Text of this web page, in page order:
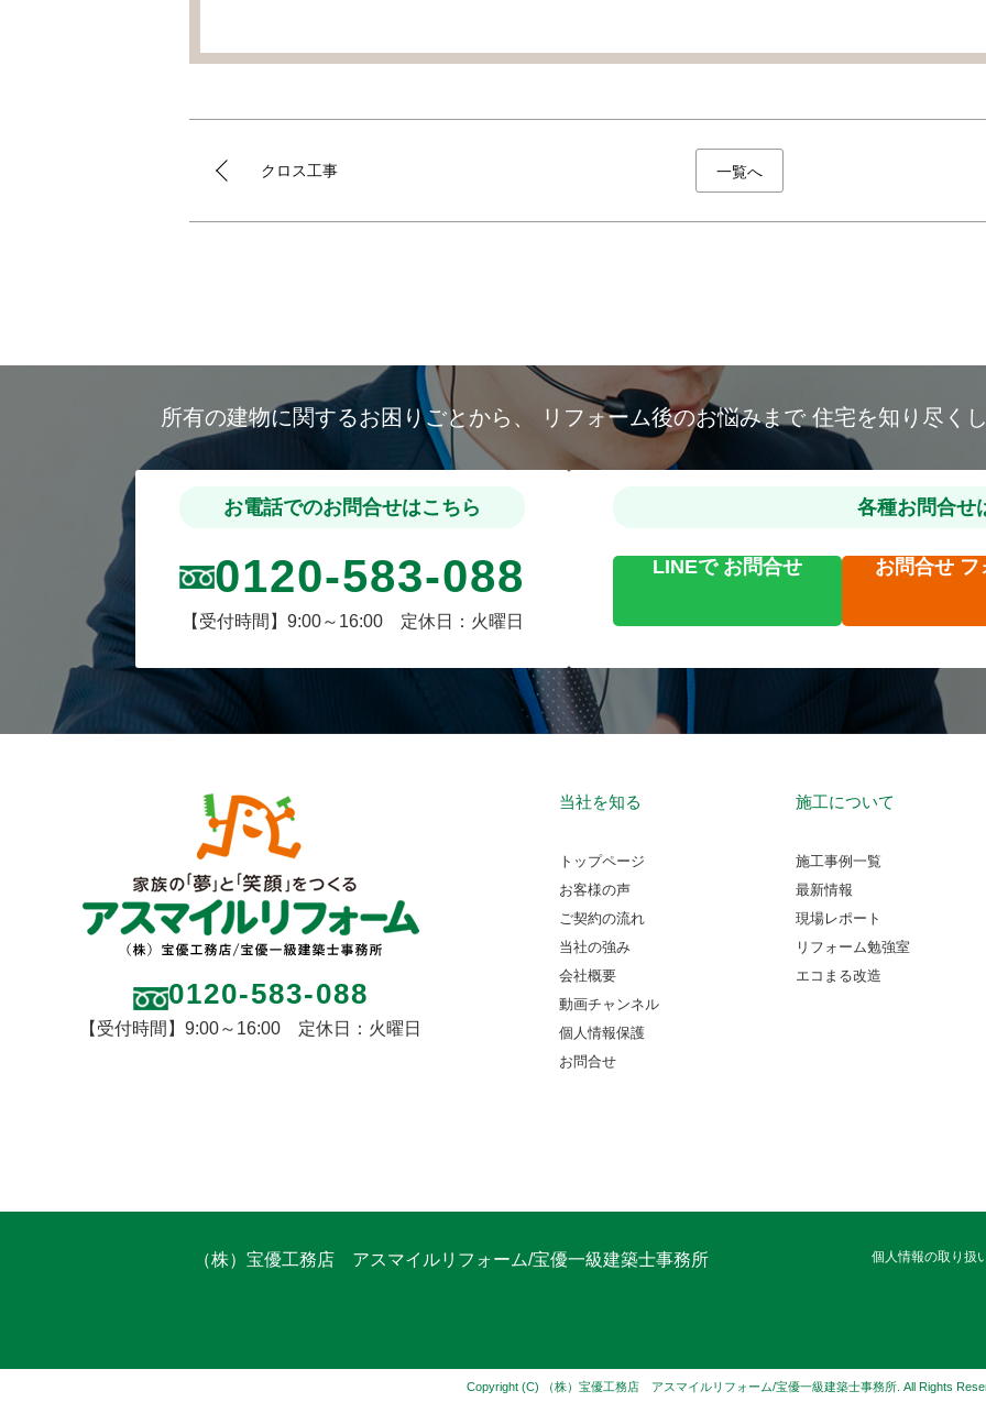
クロス工事 一覧へ
所有の建物に関するお困りごとから、 リフォーム後のお悩みまで 住宅を知り尽く
お電話でのお問合せはこちら
0120-583-088
【受付時間】9:00～16:00 定休日：火曜日
各種お問合せ
LINEで お問合せ お問合せ フ
0120-583-088
【受付時間】9:00～16:00 定休日：火曜日
当社を知る
トップページ
お客様の声
ご契約の流れ
当社の強み
会社概要
動画チャンネル
個人情報保護
お問合せ
施工について
施工事例一覧
最新情報
現場レポート
リフォーム勉強室
エコまる改造
（株）宝優工務店 アスマイルリフォーム/宝優一級建築士事務所 個人情報の取り扱
Copyright (C) （株）宝優工務店 アスマイルリフォーム/宝優一級建築士事務所. All Rights